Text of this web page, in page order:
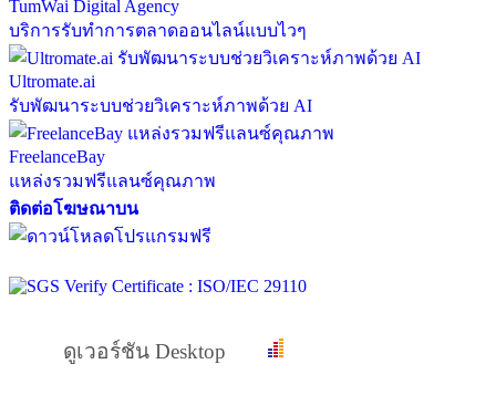
TumWai Digital Agency
บริการรับทำการตลาดออนไลน์แบบไวๆ
Ultromate.ai
รับพัฒนาระบบช่วยวิเคราะห์ภาพด้วย AI
FreelanceBay
แหล่งรวมฟรีแลนซ์คุณภาพ
ติดต่อโฆษณาบน
ดูเวอร์ชัน Desktop